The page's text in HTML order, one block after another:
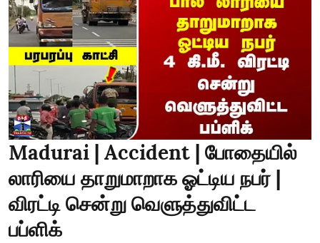
Madurai | Accident | போதையில்
லாரியை தாறுமாறாக ஓட்டிய நபர் |
விரட்டி சென்று வெளுத்துவிட்ட
பப்ளிக்